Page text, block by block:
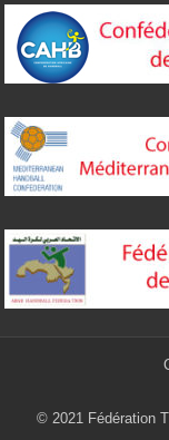
© 2021 Fédération